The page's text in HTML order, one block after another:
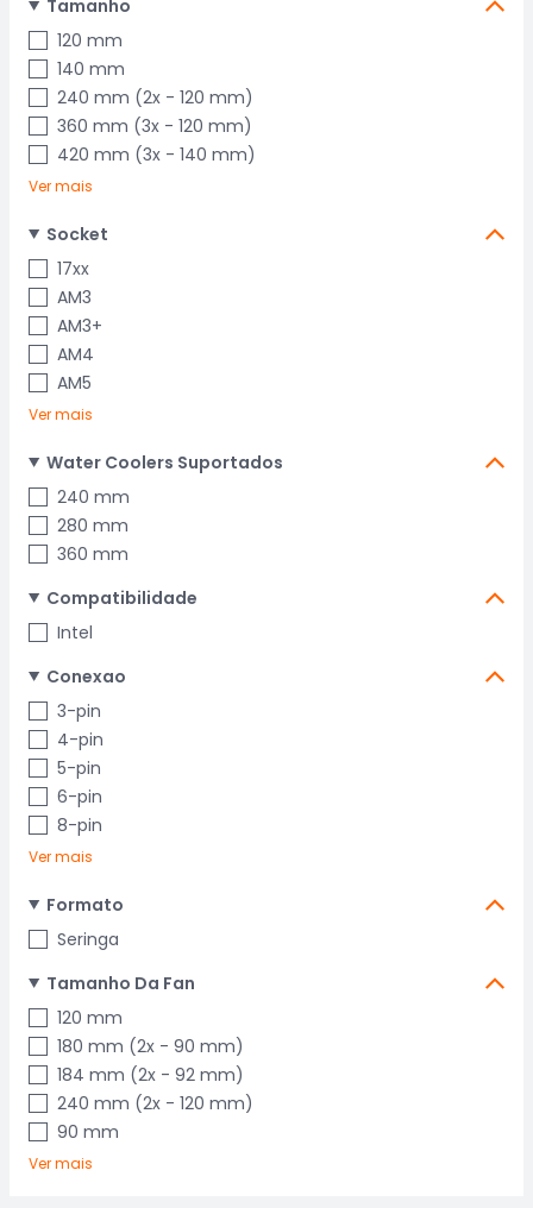
Tamanho
120 mm
140 mm
240 mm (2x - 120 mm)
360 mm (3x - 120 mm)
420 mm (3x - 140 mm)
Ver mais
Socket
17xx
AM3
AM3+
AM4
AM5
Ver mais
Water Coolers Suportados
240 mm
280 mm
360 mm
Compatibilidade
Intel
Conexao
3-pin
4-pin
5-pin
6-pin
8-pin
Ver mais
Formato
Seringa
Tamanho Da Fan
120 mm
180 mm (2x - 90 mm)
184 mm (2x - 92 mm)
240 mm (2x - 120 mm)
90 mm
Ver mais